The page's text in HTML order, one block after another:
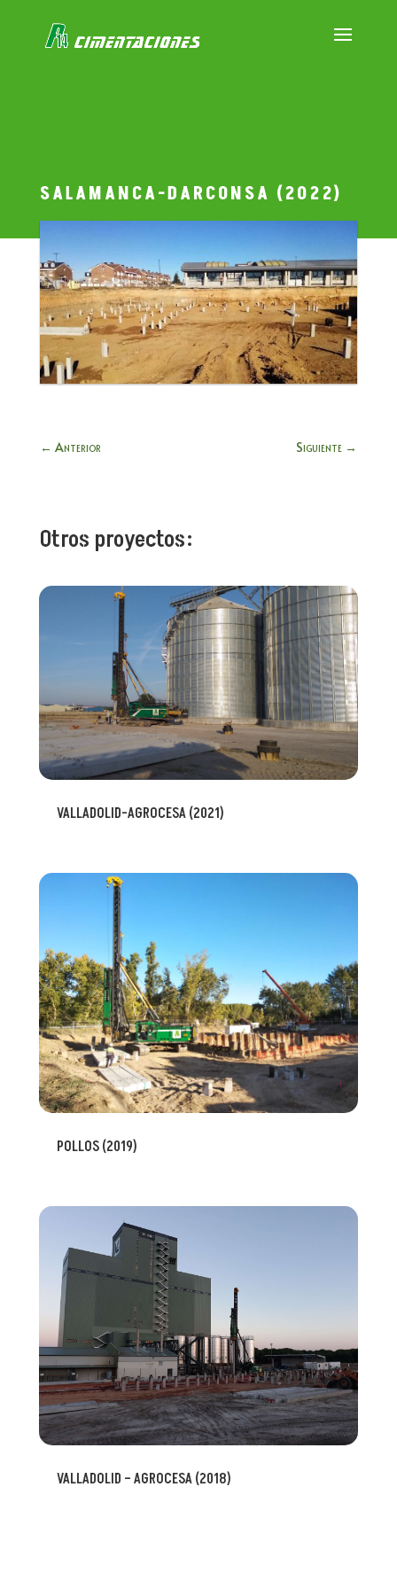
SALAMANCA-DARCONSA (2022)
← Anterior Siguiente →
Otros proyectos:
VALLADOLID-AGROCESA (2021)
POLLOS (2019)
VALLADOLID – AGROCESA (2018)